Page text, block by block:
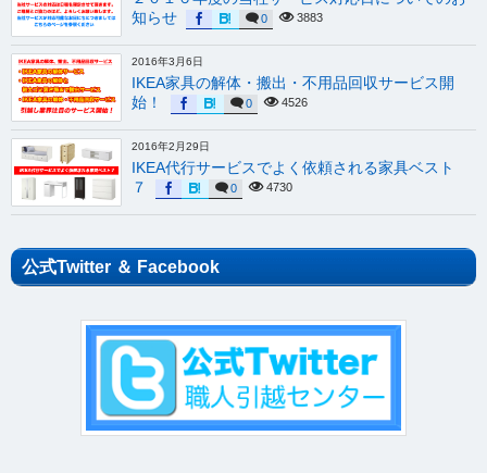
知らせ
0 3883
2016年3月6日
IKEA家具の解体・搬出・不用品回収サービス開
始！
0 4526
2016年2月29日
IKEA代行サービスでよく依頼される家具ベスト
７
0 4730
公式Twitter ＆ Facebook